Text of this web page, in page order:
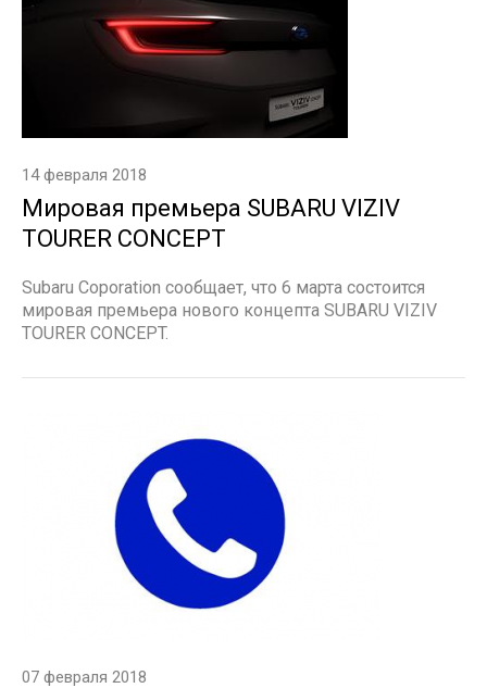
14 февраля 2018
Мировая премьера SUBARU VIZIV
TOURER CONCEPT
Subaru Coporation сообщает, что 6 марта состоится
мировая премьера нового концепта SUBARU VIZIV
TOURER CONCEPT.
07 февраля 2018